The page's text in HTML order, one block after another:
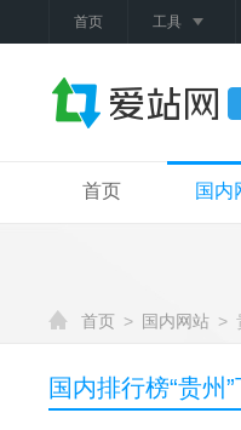
首页 工具
首页 国内
首页 > 国内网站 >
国内排行榜“贵州